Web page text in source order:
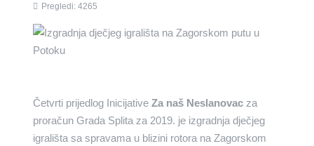
Pregledi: 4265
Četvrti prijedlog Inicijative Za naš Neslanovacza
proračun Grada Splita za 2019. je izgradnja dječjeg
igrališta sa spravama u blizini rotora na Zagorskom